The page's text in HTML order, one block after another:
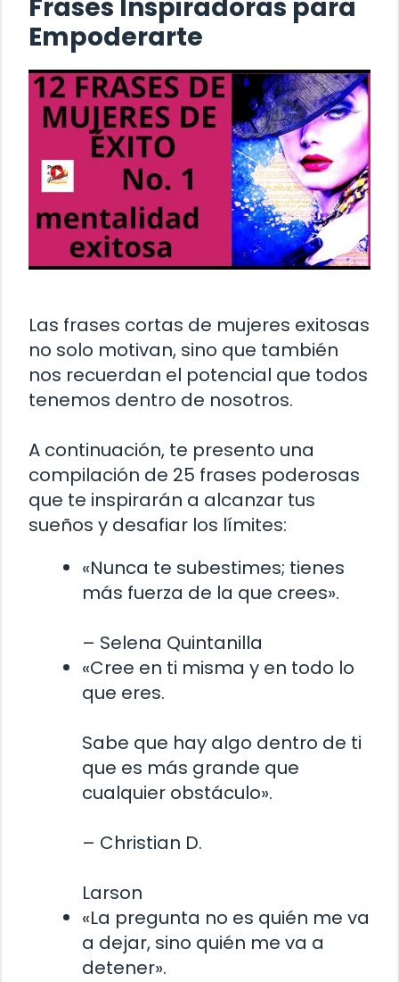
Frases Inspiradoras para
Empoderarte
Las frases cortas de mujeres exitosas
no solo motivan, sino que también
nos recuerdan el potencial que todos
tenemos dentro de nosotros.
A continuación, te presento una
compilación de 25 frases poderosas
que te inspirarán a alcanzar tus
sueños y desafiar los límites:
«Nunca te subestimes; tienes
más fuerza de la que crees».
– Selena Quintanilla
«Cree en ti misma y en todo lo
que eres.
Sabe que hay algo dentro de ti
que es más grande que
cualquier obstáculo».
– Christian D.
Larson
«La pregunta no es quién me va
a dejar, sino quién me va a
detener».